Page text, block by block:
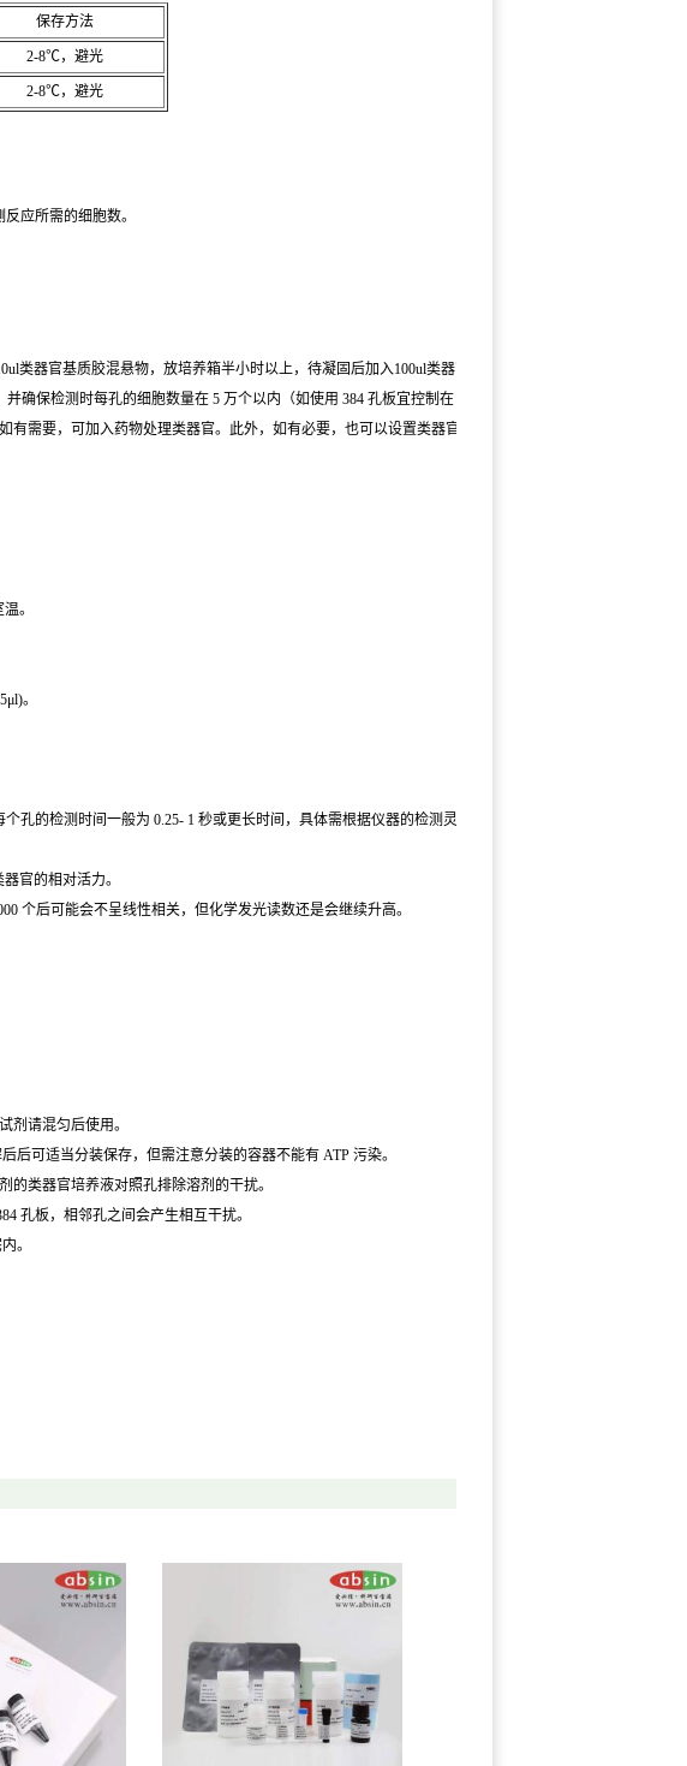
保存方法
2-8℃，避光
2-8℃，避光
应所需的细胞数。
类器官基质胶混悬物，放培养箱半小时以上，待凝固后加入100ul类器官培
确保检测时每孔的细胞数量在 5 万个以内（如使用 384 孔板宜控制在 1 万个
需要，可加入药物处理类器官。此外，如有必要，也可以设置类器官的浓
。
。
孔的检测时间一般为 0.25- 1 秒或更长时间，具体需根据仪器的检测灵敏度
官的相对活力。
个后可能会不呈线性相关，但化学发光读数还是会继续升高。
剂请混匀后使用。
可适当分装保存，但需注意分装的容器不能有 ATP 污染。
类器官培养液对照孔排除溶剂的干扰。
孔板，相邻孔之间会产生相互干扰。
。